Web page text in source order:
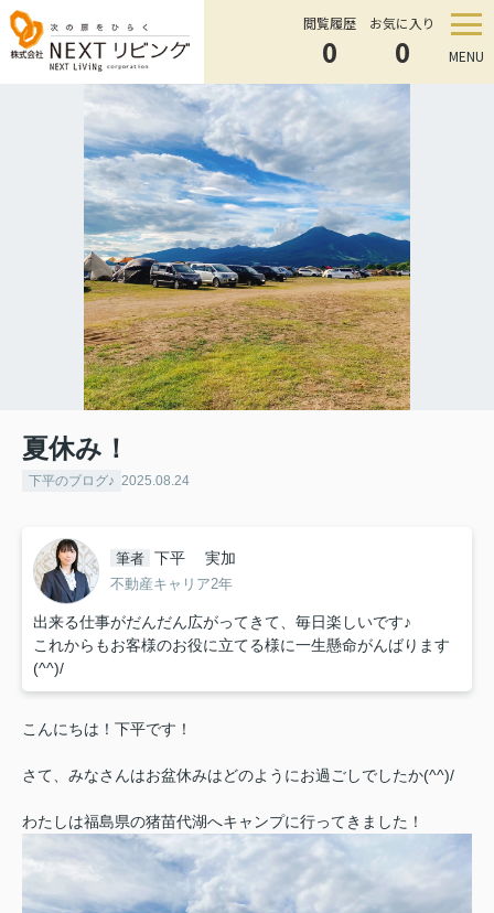
閲覧履歴
0
お気に入り
0 MENU
夏休み！
下平のブログ♪ 2025.08.24
筆者 下平 実加
不動産キャリア2年
出来る仕事がだんだん広がってきて、毎日楽しいです♪
これからもお客様のお役に立てる様に一生懸命がんばります
(^^)/
こんにちは！下平です！
さて、みなさんはお盆休みはどのようにお過ごしでしたか(^^)/
わたしは福島県の猪苗代湖へキャンプに行ってきました！